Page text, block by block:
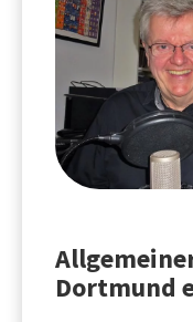
Dortmund